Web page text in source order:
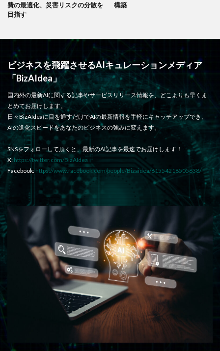
費の最適化、災害リスクの分散を
目指す
構築
ビジネスを飛躍させるAIキュレーションメディア
「BizAIdea」
国内外の最新AIに関する記事やサービスリリース情報を、どこよりも早くま
とめてお届けします。
日々BizAIdeaに目を通すだけでAIの最新情報を手軽にキャッチアップでき、
AIの進化スピードをあなたのビジネスの強みに変えます。
SNSをフォローして頂くと、最新のAI記事を最速でお届けします！
X: https://twitter.com/BizAIdea
Facebook: https://www.facebook.com/people/Bizaidea/61554218505638/